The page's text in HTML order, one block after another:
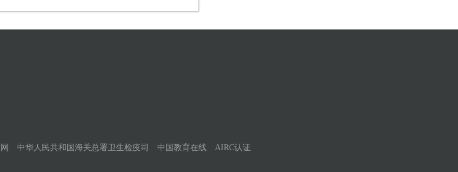
中华人民共和国海关总署卫生检疫司 中国教育在线 AIRC认证